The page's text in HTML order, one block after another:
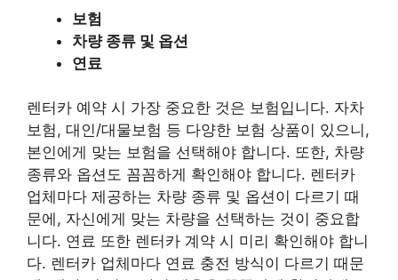
보험
차량 종류 및 옵션
연료
렌터카 예약 시 가장 중요한 것은 보험입니다. 자차
보험, 대인/대물보험 등 다양한 보험 상품이 있으니,
본인에게 맞는 보험을 선택해야 합니다. 또한, 차량
종류와 옵션도 꼼꼼하게 확인해야 합니다. 렌터카
업체마다 제공하는 차량 종류 및 옵션이 다르기 때
문에, 자신에게 맞는 차량을 선택하는 것이 중요합
니다. 연료 또한 렌터카 계약 시 미리 확인해야 합니
다. 렌터카 업체마다 연료 충전 방식이 다르기 때문